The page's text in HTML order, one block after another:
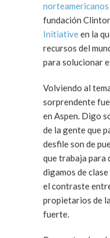
norteamericanos
fundación
Initiativeen la
recursos del
para solucionar
Volviendo al
sorprendente
en Aspen. Digo sorprendente porque mucha
de la gente que
desfile son de
que trabaja para
digamos de clase
el contraste
propietarios de
fuerte.